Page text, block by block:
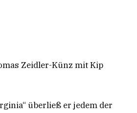
Zeidler-Künz mit Kip
überließ er jedem der